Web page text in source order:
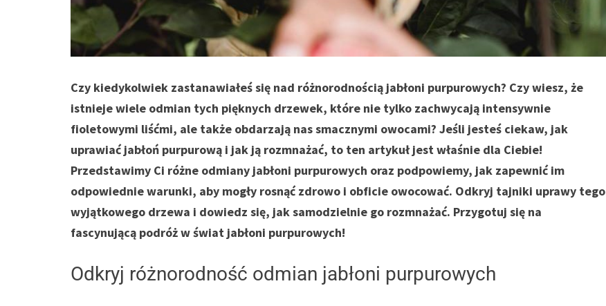
Czy kiedykolwiek zastanawiałeś się nad różnorodnością jabłoni purpurowych? Czy wiesz, że
istnieje wiele odmian tych pięknych drzewek, które nie tylko zachwycają intensywnie
fioletowymi liśćmi, ale także obdarzają nas smacznymi owocami? Jeśli jesteś ciekaw, jak
uprawiać jabłoń purpurową i jak ją rozmnażać, to ten artykuł jest właśnie dla Ciebie!
Przedstawimy Ci różne odmiany jabłoni purpurowych oraz podpowiemy, jak zapewnić im
odpowiednie warunki, aby mogły rosnąć zdrowo i obficie owocować. Odkryj tajniki uprawy tego
wyjątkowego drzewa i dowiedz się, jak samodzielnie go rozmnażać. Przygotuj się na
fascynującą podróż w świat jabłoni purpurowych!
Odkryj różnorodność odmian jabłoni purpurowych